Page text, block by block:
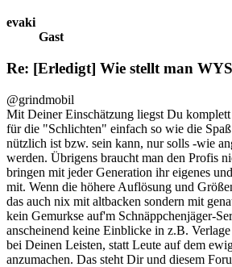
evaki
Gast
Re: [Erledigt] Wie stellt man
@grindmobil
Mit Deiner Einschätzung liegst Du komplett
für die "Schlichten" einfach so wie die
nützlich ist bzw. sein kann, nur solls -wie
werden. Übrigens braucht man den Profis
bringen mit jeder Generation ihr eigenes
mit. Wenn die höhere Auflösung und
das auch nix mit altbacken sondern mit
kein Gemurkse auf'm Schnäppchenjäger-
anscheinend keine Einblicke in z.B.
bei Deinen Leisten, statt Leute auf dem
anzumachen. Das steht Dir und diesem